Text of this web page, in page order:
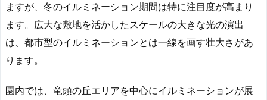
ますが、冬のイルミネーション期間は特に注目度が高まり
ます。広大な敷地を活かしたスケールの大きな光の演出
は、都市型のイルミネーションとは一線を画す壮大さがあ
ります。
園内では、竜頭の丘エリアを中心にイルミネーションが展